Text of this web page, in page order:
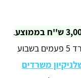
.
המחיר אשר צוין הוא בעבור ניקיון של המשרד 5 פעמים בשבוע
משרדים